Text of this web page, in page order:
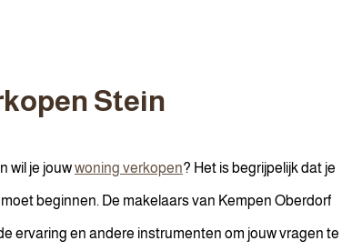
Stein
wil je jouwwoning verkopen? Het is begrijpelijk dat je
beginnen. De makelaars van Kempen Oberdorf
ervaring en andere instrumenten om jouw vragen te